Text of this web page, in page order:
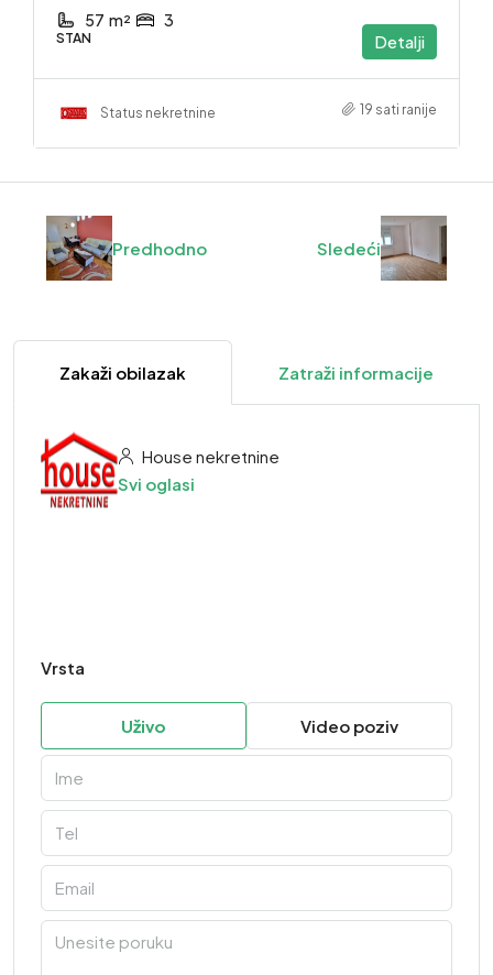
57 m² 3
STAN Detalji
Status nekretnine 19 sati ranije
Predhodno Sledeći
Zakaži obilazak Zatraži informacije
House nekretnine
Svi oglasi
Vrsta
Uživo Video poziv